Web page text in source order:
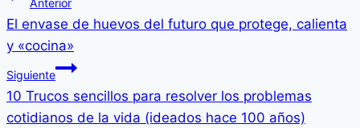
El envase de huevos del futuro que protege, calienta
y «cocina»
Siguiente
10 Trucos sencillos para resolver los problemas
cotidianos de la vida (ideados hace 100 años)